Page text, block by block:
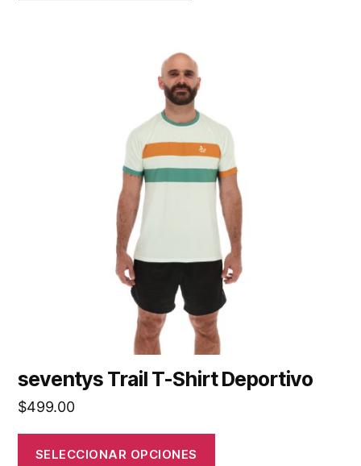
seventys Trail T-Shirt Deportivo
$499.00
SELECCIONAR OPCIONES